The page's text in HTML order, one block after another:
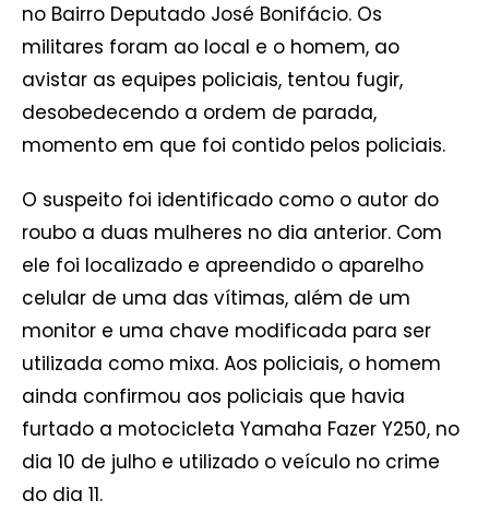
no Bairro Deputado José Bonifácio. Os
militares foram ao local e o homem, ao
avistar as equipes policiais, tentou fugir,
desobedecendo a ordem de parada,
momento em que foi contido pelos policiais.
O suspeito foi identificado como o autor do
roubo a duas mulheres no dia anterior. Com
ele foi localizado e apreendido o aparelho
celular de uma das vítimas, além de um
monitor e uma chave modificada para ser
utilizada como mixa. Aos policiais, o homem
ainda confirmou aos policiais que havia
furtado a motocicleta Yamaha Fazer Y250, no
dia 10 de julho e utilizado o veículo no crime
do dia 11.